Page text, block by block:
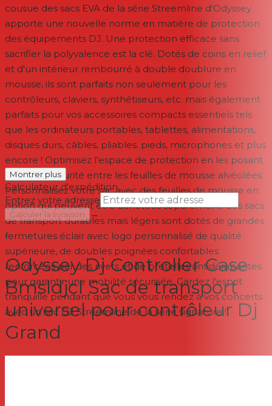
cousue des sacs EVA de la série Streemline d'Odyssey
apporte une nouvelle norme en matière de protection
des équipements DJ. Une protection efficace sans
sacrifier la polyvalence est la clé. Dotés de coins en relief
et d'un intérieur rembourré à double doublure en
mousse, ils sont parfaits non seulement pour les
contrôleurs, claviers, synthétiseurs, etc. mais également
parfaits pour vos accessoires compacts essentiels tels
que les ordinateurs portables, tablettes, alimentations,
disques durs, câbles, pliables. pieds, microphones et plus
encore ! Optimisez l'espace de protection en les posant
en toute sécurité entre les feuilles de mousse alvéolées.
Personnalisez votre sac avec des feuilles de mousse en
option qui peuvent être achetées séparément. Ces sacs
de transport durables mais légers sont dotés de grandes
fermetures éclair avec logo personnalisé de qualité
supérieure, de doubles poignées confortables
renforcées par des rivets et de bretelles antidérapantes
pour garantir une mobilité sécurisée. Gardez l'esprit
tranquille pendant que vous vous rendez à vos concerts
avec un sac DJ Streemline de la série signature !
Montrer plus
Calculateur d'expédition
Entrez votre adresse
Calculer la livraison
→
--
Odyssey Dj Controller Case
Bmsldjcl Sac de transport
universel pour contrôleur Dj
Grand